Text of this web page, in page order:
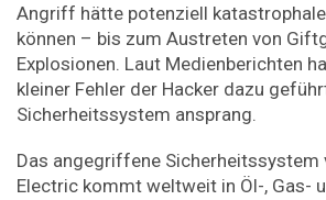
Angriff hätte potenziell katastrophale
können – bis zum Austreten von
Explosionen. Laut Medienberichten
kleiner Fehler der Hacker dazu
Sicherheitssystem ansprang.
Das angegriffene Sicherheitssystem
Electric kommt weltweit in Öl-, Gas-